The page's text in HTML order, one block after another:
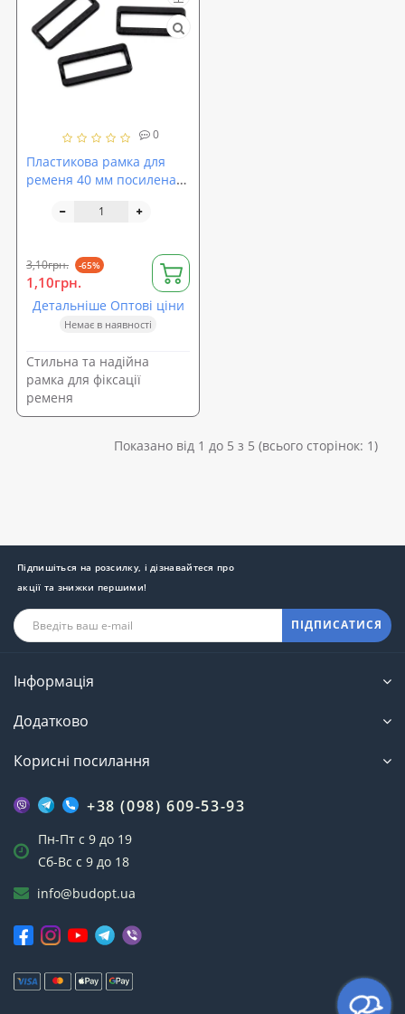
0
Пластикова рамка для
ременя 40 мм посилена
3,10грн. -65%
1,10грн.
Детальніше Оптові ціни
Немає в наявності
Стильна та надійна
рамка для фіксації
ременя
Показано від 1 до 5 з 5 (всього сторінок: 1)
Підпишіться на розсилку, і дізнавайтеся про
акції та знижки першими!
ПІДПИСАТИСЯ
Інформація
Додатково
Корисні посилання
+38 (098) 609-53-93
Пн-Пт с 9 до 19
Сб-Вс с 9 до 18
info@budopt.ua